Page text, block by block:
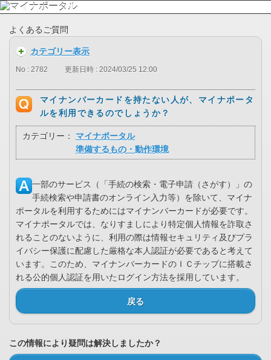
よくあるご質問
カテゴリー表示
No : 2782 更新日時 : 2024/03/25 12:00
マイナンバーカードを持たない人が、マイナポータ
ルを利用できるのでしょうか？
カテゴリー：
マイナポータル
準備するもの・動作環境
一部のサービス（「手続の検索・電子申請（さがす）」の
手続検索や申請書のオンライン入力等）を除いて、マイナ
ポータルを利用するためにはマイナンバーカードが必要です。
マイナポータルでは、なりすましにより特定個人情報を詐取さ
れることのないように、利用の際は情報セキュリティ及びプラ
イバシー保護に配慮した厳格な本人認証が必要であると考えて
います。このため、マイナンバーカードのＩＣチップに搭載さ
れる公的個人認証を用いたログイン方法を採用しています。
戻る
この情報により疑問は解決しましたか？